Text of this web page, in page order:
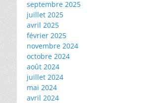
septembre 2025
juillet 2025
avril 2025
février 2025
novembre 2024
octobre 2024
août 2024
juillet 2024
mai 2024
avril 2024